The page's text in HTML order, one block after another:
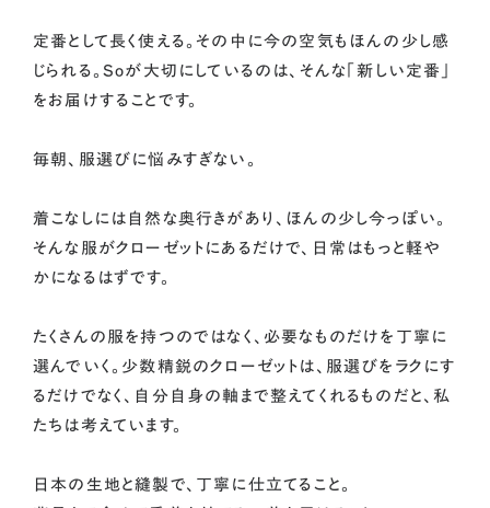
定番として長く使える。その中に今の空気もほんの少し感
じられる。Soが大切にしているのは、そんな「新しい定番」
をお届けすることです。
毎朝、服選びに悩みすぎない。
着こなしには自然な奥行きがあり、ほんの少し今っぽい。
そんな服がクローゼットにあるだけで、日常はもっと軽や
かになるはずです。
たくさんの服を持つのではなく、必要なものだけを丁寧に
選んでいく。少数精鋭のクローゼットは、服選びをラクにす
るだけでなく、自分自身の軸まで整えてくれるものだと、私
たちは考えています。
日本の生地と縫製で、丁寧に仕立てること。